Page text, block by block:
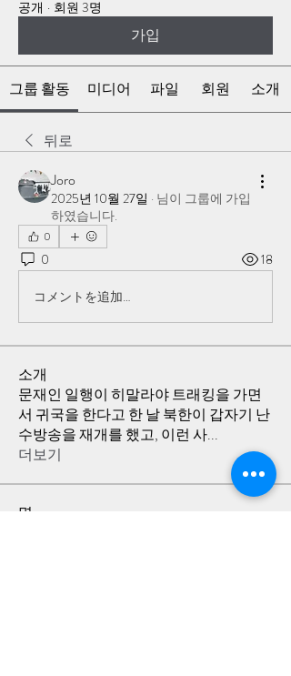
공개 · 회원 3명
가입
그룹 활동 미디어 파일 회원 소개
뒤로
Joro
2025년 10월 27일 · 님이 그룹에 가입
하였습니다.
0
0 18
コメントを追加…
소개
문재인 일행이 히말라야 트래킹을 가면
서 귀국을 한다고 한 날 북한이 갑자기 난
수방송을 재개를 했고, 이런 사...
더보기
명